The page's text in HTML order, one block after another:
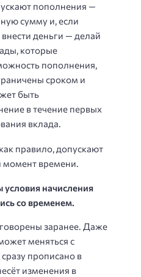
пополнения —
сумму и, если
деньги — делай
которые
пополнения,
сроком и
быть
в течение первых
вклада.
правило, допускают
времени.
начисления
со временем.
заранее. Даже
меняться с
прописано в
изменения в